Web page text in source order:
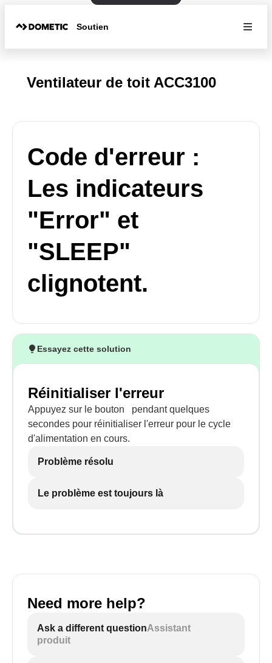
Soutien
Ventilateur de toit ACC3100
Code d'erreur :
Les indicateurs
"Error" et
"SLEEP"
clignotent.
Essayez cette solution
Réinitialiser l'erreur
Appuyez sur le bouton
pendant quelques
secondes pour réinitialiser l'erreur pour le cycle
d'alimentation en cours.
Problème résolu
Le problème est toujours là
Need more help?
Ask a different questionAssistant
produit